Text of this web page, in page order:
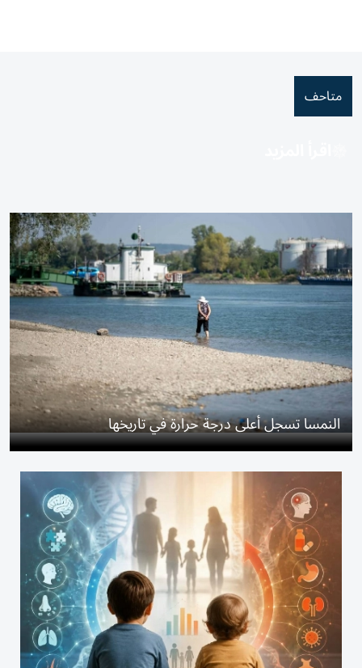
متاحف
النمسا تسجل أعلى درجة حرارة في تاريخها